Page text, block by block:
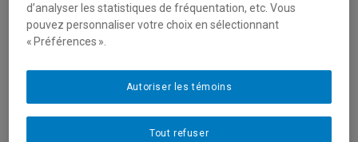
Unité:Département des sciences juridiques
: (514) 987-3000 poste 2433
d’analyser les statistiques de fréquentation, etc. Vous
pouvez personnaliser votre choix en sélectionnant
« Préférences ».
Tout refuser
Autoriser les témoins